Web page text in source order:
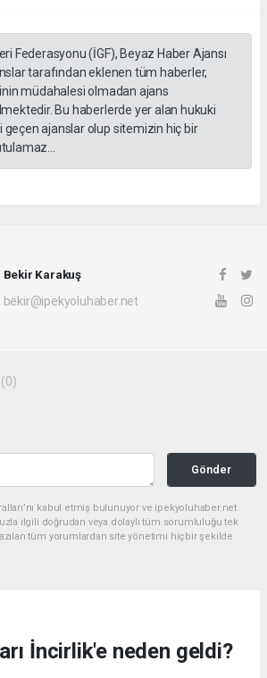
Federasyonu (İGF), Beyaz Haber Ajansı
tarafından eklenen tüm haberler,
müdahalesi olmadan ajans
Bu haberlerde yer alan hukuki
ajanslar olup sitemizin hiç bir
Bekir Karakuş
bekir@ipekyoluhaber.net
(0)
Gönder
kabul etmiş bulunuyor ve ipekyoluhaber.net
ilgili doğrudan veya dolaylı tüm sorumluluğu tek
tüm yorumlardan site yönetimi hiçbir şekilde
İncirlik'e neden geldi?